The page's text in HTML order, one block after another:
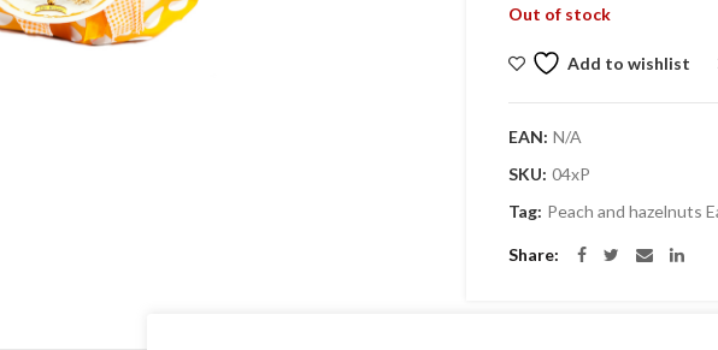
Out of stock
Add to wishlist
EAN: N/A
SKU: 04xP
Tag: Peach and hazelnuts
Share